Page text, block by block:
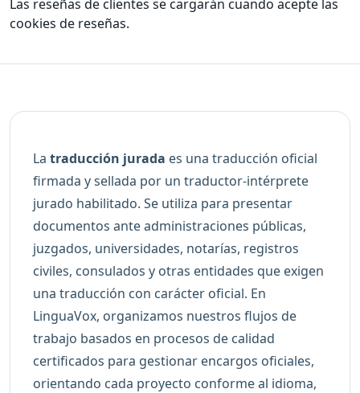
Las reseñas de clientes se cargarán cuando acepte las
cookies de reseñas.
La traducción jurada es una traducción oficial
firmada y sellada por un traductor-intérprete
jurado habilitado. Se utiliza para presentar
documentos ante administraciones públicas,
juzgados, universidades, notarías, registros
civiles, consulados y otras entidades que exigen
una traducción con carácter oficial. En
LinguaVox, organizamos nuestros flujos de
trabajo basados en procesos de calidad
certificados para gestionar encargos oficiales,
orientando cada proyecto conforme al idioma,